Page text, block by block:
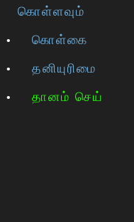
கொள்ளவும்
கொள்கை
தனியுரிமை
தானம் செய்